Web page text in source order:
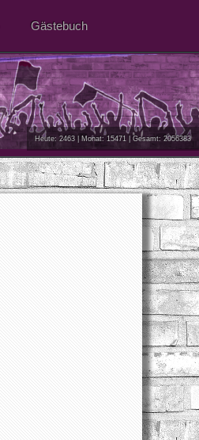
Gästebuch
Heute: 2463 | Monat: 15471 | Gesamt: 2056383